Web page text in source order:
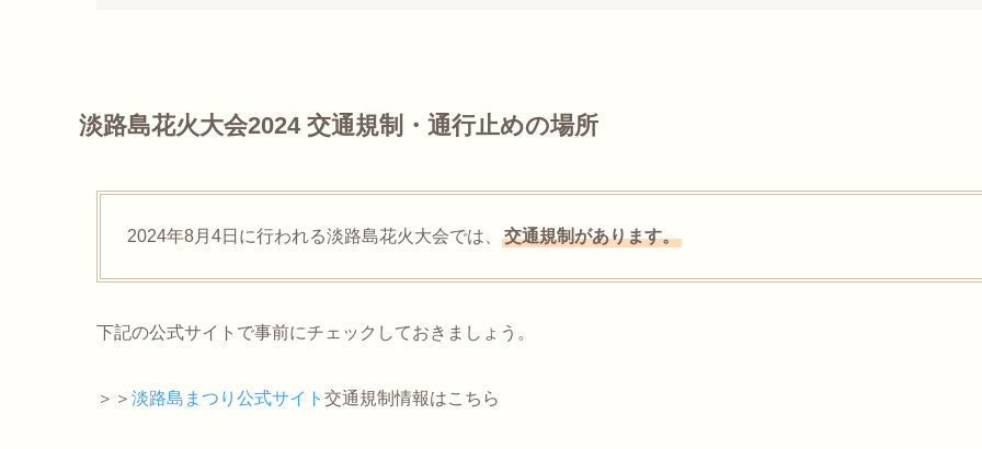
淡路島花火大会2024 交通規制・通行止めの場所
2024年8月4日に行われる淡路島花火大会では、 交通規制があります。
下記の公式サイトで事前にチェックしておきましょう。
＞＞ 淡路島まつり公式サイト 交通規制情報はこちら